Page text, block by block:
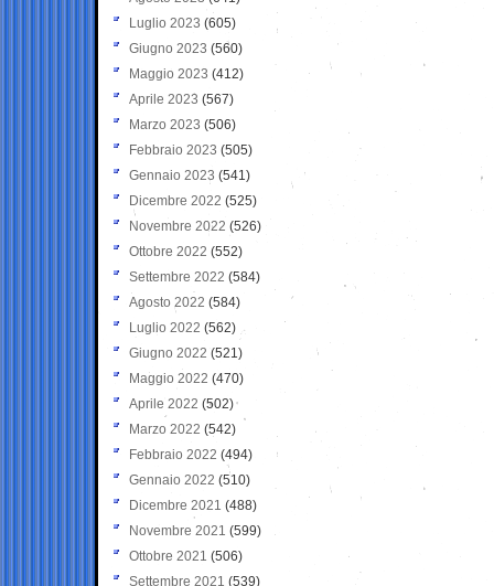
Luglio 2023 (605)
Giugno 2023 (560)
Maggio 2023 (412)
Aprile 2023 (567)
Marzo 2023 (506)
Febbraio 2023 (505)
Gennaio 2023 (541)
Dicembre 2022 (525)
Novembre 2022 (526)
Ottobre 2022 (552)
Settembre 2022 (584)
Agosto 2022 (584)
Luglio 2022 (562)
Giugno 2022 (521)
Maggio 2022 (470)
Aprile 2022 (502)
Marzo 2022 (542)
Febbraio 2022 (494)
Gennaio 2022 (510)
Dicembre 2021 (488)
Novembre 2021 (599)
Ottobre 2021 (506)
Settembre 2021 (539)